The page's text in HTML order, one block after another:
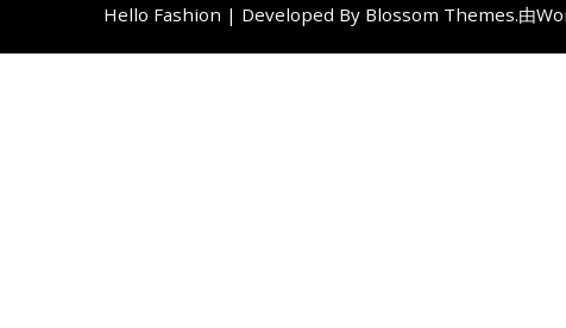
Hello Fashion | Developed By Blossom Themes.由